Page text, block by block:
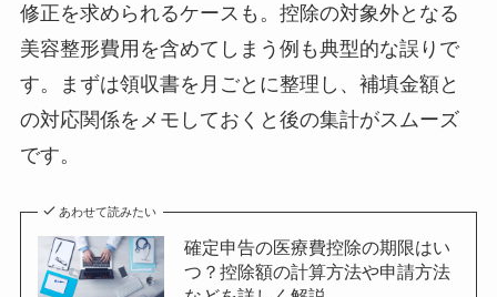
修正を求められるケースも。控除の対象外となる
美容整形費用を含めてしまう例も典型的な誤りで
す。まずは領収書を月ごとに整理し、補填金額と
の対応関係をメモしておくと後の集計がスムーズ
です。
あわせて読みたい
確定申告の医療費控除の期限はい
つ？控除額の計算方法や申請方法